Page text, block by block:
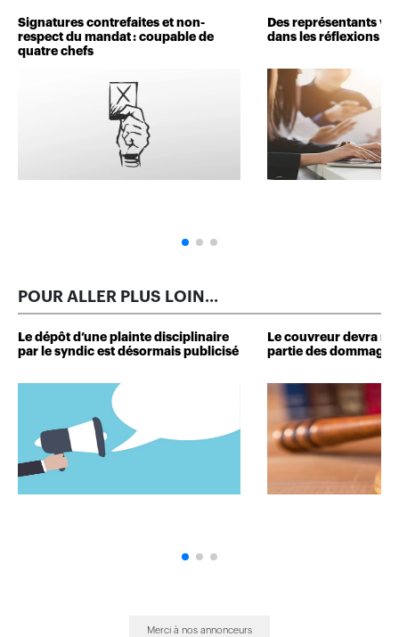
Signatures contrefaites et non-
respect du mandat : coupable de
quatre chefs
Des représentants
dans les réflexions de
POUR ALLER PLUS LOIN...
Le dépôt d’une plainte disciplinaire
par le syndic est désormais publicisé
Le couvreur devra
partie des dommages
Merci à nos annonceurs